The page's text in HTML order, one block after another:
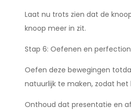
Laat nu trots zien dat de
knoop meer in zit.
Stap 6: Oefenen en
Oefen deze bewegingen
natuurlijk te maken, zodat
Onthoud dat presentatie en